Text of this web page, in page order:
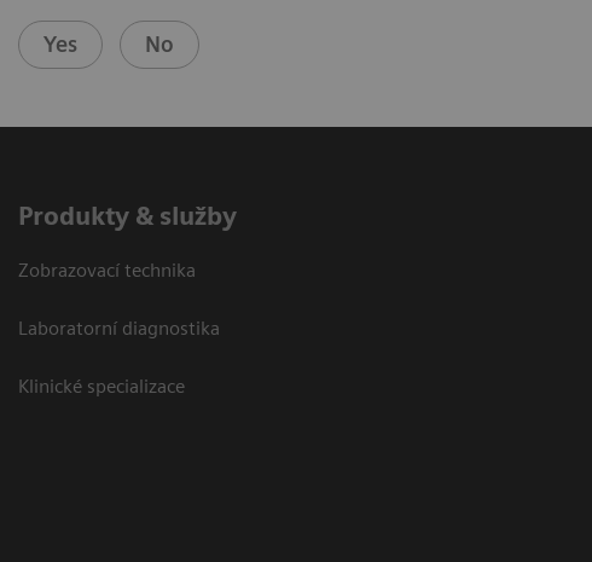
Yes No
Produkty & služby
Zobrazovací technika
Laboratorní diagnostika
Klinické specializace